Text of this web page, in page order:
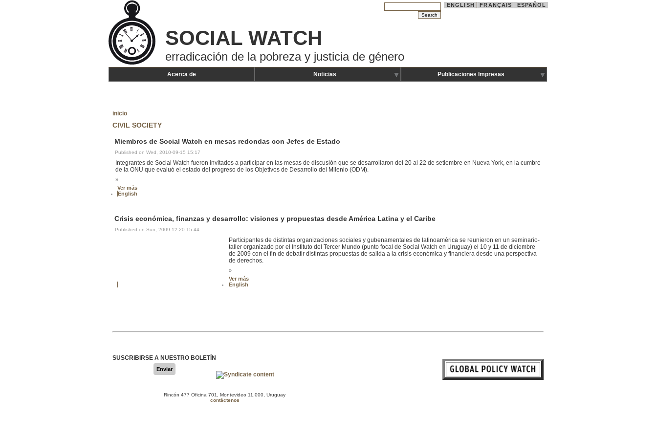
ENGLISH FRANÇAIS ESPAÑOL
SOCIAL WATCH
erradicación de la pobreza y justicia de género
Acerca de Noticias Publicaciones Impresas
inicio
CIVIL SOCIETY
Miembros de Social Watch en mesas redondas con Jefes de Estado
Published on Wed, 2010-09-15 15:17
Integrantes de Social Watch fueron invitados a participar en las mesas de discusión que se desarrollaron del 20 al 22 de setiembre en Nueva York, en la cumbre
de la ONU que evaluó el estado del progreso de los Objetivos de Desarrollo del Milenio (ODM).
»
Ver más
English
Crisis económica, finanzas y desarrollo: visiones y propuestas desde América Latina y el Caribe
Published on Sun, 2009-12-20 15:44
Participantes de distintas organizaciones sociales y gubenamentales de latinoamérica se reunieron en un seminario-
taller organizado por el Instituto del Tercer Mundo (punto focal de Social Watch en Uruguay) el 10 y 11 de diciembre
de 2009 con el fin de debatir distintas propuestas de salida a la crisis económica y financiera desde una perspectiva
de derechos.
»
Ver más
English
SUSCRIBIRSE A NUESTRO BOLETÍN
Enviar
Rincón 477 Oficina 701, Montevideo 11.000, Uruguay
contáctenos